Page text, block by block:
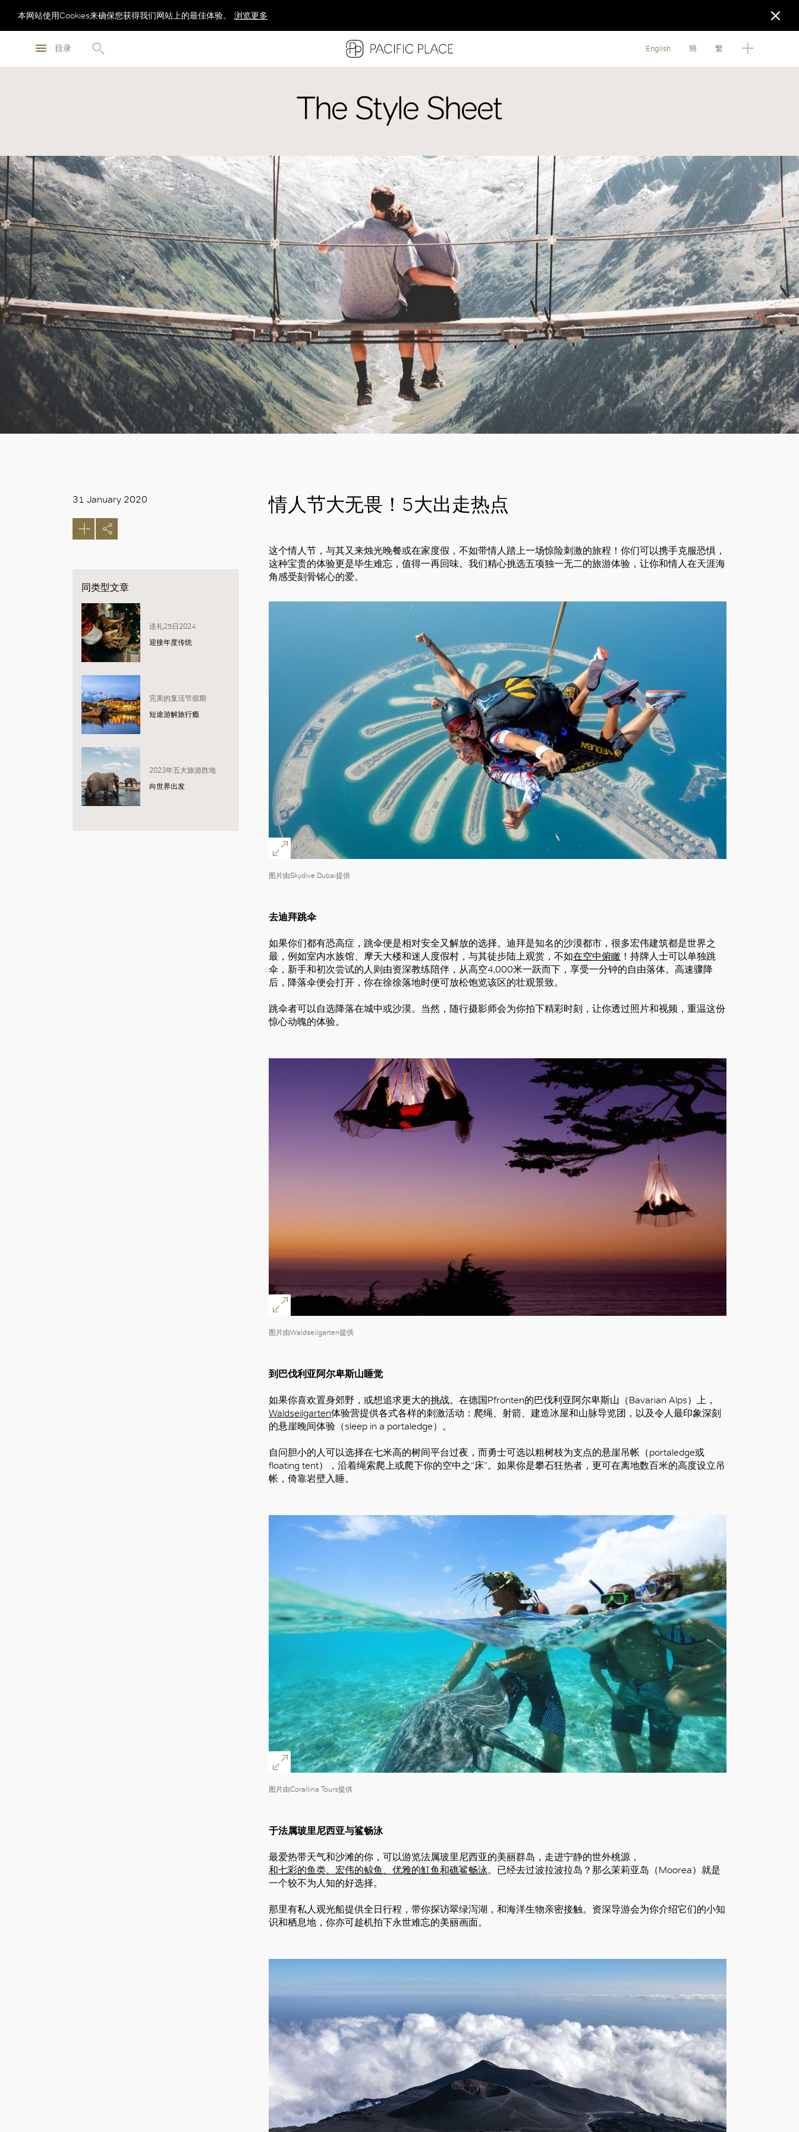
目录
本网站使用Cookies来确保您获得我们网站上的最佳体验。 浏览更多
English 簡 繁
The Style Sheet
31 January 2020
同类型文章
送礼25日2024
迎接年度传统
完美的复活节假期
短途游解旅行瘾
2023年五大旅游胜地
向世界出发
情人节大无畏！5大出走热点
这个情人节，与其又来烛光晚餐或在家度假，不如带情人踏上一场惊险刺激的旅程！你们可以携手克服恐惧，
这种宝贵的体验更是毕生难忘，值得一再回味。我们精心挑选五项独一无二的旅游体验，让你和情人在天涯海
角感受刻骨铭心的爱。
图片由Skydive Dubai提供
去迪拜跳伞
如果你们都有恐高症，跳伞便是相对安全又解放的选择。迪拜是知名的沙漠都市，很多宏伟建筑都是世界之
最，例如室内水族馆、摩天大楼和迷人度假村，与其徒步陆上观赏，不如在空中俯瞰 ！持牌人士可以单独跳
伞，新手和初次尝试的人则由资深教练陪伴，从高空4,000米一跃而下，享受一分钟的自由落体。高速骤降
后，降落伞便会打开，你在徐徐落地时便可放松饱览该区的壮观景致。
跳伞者可以自选降落在城中或沙漠。当然，随行摄影师会为你拍下精彩时刻，让你透过照片和视频，重温这份
惊心动魄的体验。
图片由Waldseilgarten提供
到巴伐利亚阿尔卑斯山睡觉
如果你喜欢置身郊野，或想追求更大的挑战。在德国Pfronten的巴伐利亚阿尔卑斯山（Bavarian Alps）上，
Waldseilgarten体验营提供各式各样的刺激活动：爬绳、射箭、建造冰屋和山脉导览团，以及令人最印象深刻
的悬崖晚间体验（sleep in a portaledge）。
自问胆小的人可以选择在七米高的树间平台过夜，而勇士可选以粗树枝为支点的悬崖吊帐（portaledge或
floating tent），沿着绳索爬上或爬下你的空中之“床”。如果你是攀石狂热者，更可在离地数百米的高度设立吊
帐，倚靠岩壁入睡。
图片由Corallina Tours提供
于法属玻里尼西亚与鲨畅泳
最爱热带天气和沙滩的你，可以游览法属玻里尼西亚的美丽群岛，走进宁静的世外桃源，
和七彩的鱼类、宏伟的鲸鱼、优雅的魟鱼和礁鲨畅泳。已经去过波拉波拉岛？那么茉莉亚岛（Moorea）就是
一个较不为人知的好选择。
那里有私人观光船提供全日行程，带你探访翠绿泻湖，和海洋生物亲密接触。资深导游会为你介绍它们的小知
识和栖息地，你亦可趁机拍下永世难忘的美丽画面。